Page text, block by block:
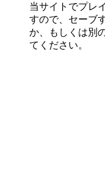
当サイトでプレ
すので、セーブ
か、もしくは別
てください。